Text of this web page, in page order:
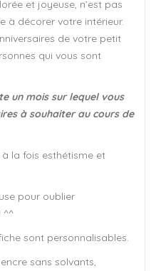
et joyeuse, n’est pas
à décorer votre intérieur.
de votre petit
qui vous sont
un mois sur lequel vous
à souhaiter au cours de
la fois esthétisme et
pour oublier
^^
sont personnalisables.
sans solvants,